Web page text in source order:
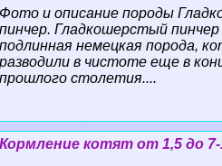
Фото и описание породы
пинчер. Гладкошерстый пинчер
подлинная немецкая порода,
разводили в чистоте еще в
прошлого столетия....
Кормление котят от 1,5 до 7-